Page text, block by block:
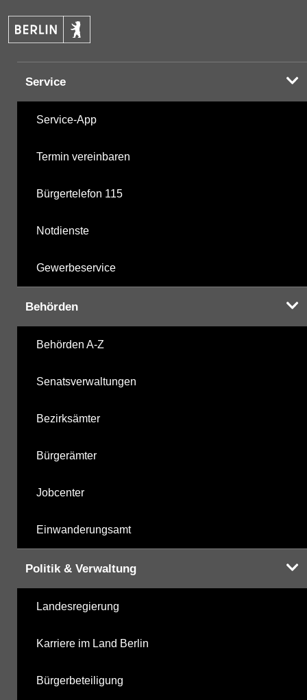
Service
Service-App
Termin vereinbaren
Bürgertelefon 115
Notdienste
Gewerbeservice
Behörden
Behörden A-Z
Senatsverwaltungen
Bezirksämter
Bürgerämter
Jobcenter
Einwanderungsamt
Politik & Verwaltung
Landesregierung
Karriere im Land Berlin
Bürgerbeteiligung